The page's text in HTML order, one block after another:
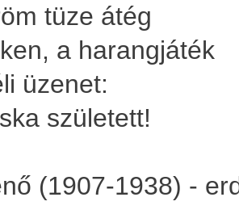
tüze átég
a harangjáték
üzenet:
született!
(1907-1938) -